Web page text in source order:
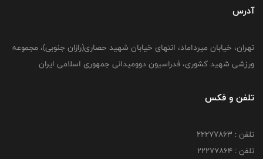
آدرس
تهران، خیابان میرداماد، انتهای خیابان شهید حصاری(رازان جنوبی)، مجموعه
ورزشی شهید کشوری، فدراسیون دوومیدانی جمهوری اسلامی ایران
تلفن و فکس
تلفن : 22277863
تلفن : 22277864